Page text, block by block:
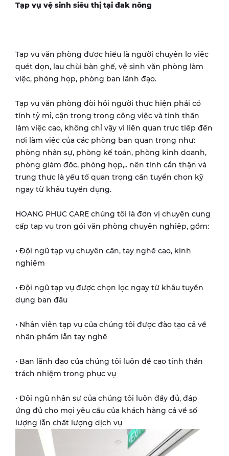
Tạp vụ vệ sinh siêu thị tại đak nông
Tạp vụ văn phòng được hiểu là người chuyên lo việc
quét dọn, lau chùi bàn ghế, vệ sinh văn phòng làm
việc, phòng họp, phòng ban lãnh đạo.
Tạp vụ văn phòng đòi hỏi người thực hiện phải có
tính tỷ mỉ, cận trọng trong công việc và tinh thần
làm việc cao, không chỉ vậy vì liên quan trực tiếp đến
nơi làm việc của các phòng ban quan trọng như:
phòng nhân sự, phòng kế toán, phòng kinh doanh,
phòng giám đốc, phòng họp,.. nên tính cẩn thận và
trung thực là yếu tố quan trọng cần tuyển chọn kỹ
ngay từ khâu tuyển dụng.
HOANG PHUC CARE chúng tôi là đơn vị chuyên cung
cấp tạp vụ trọn gói văn phòng chuyên nghiệp, gồm:
• Đội ngũ tạp vụ chuyên cần, tay nghề cao, kinh
nghiệm
• Đội ngũ tạp vụ được chọn lọc ngay từ khâu tuyển
dụng ban đầu
• Nhân viên tạp vụ của chúng tôi được đào tạo cả về
nhân phẩm lẫn tay nghề
• Ban lãnh đạo của chúng tôi luôn đề cao tinh thần
trách nhiệm trong phục vụ
• Đôi ngũ nhân sự của chúng tôi luôn đầy đủ, đáp
ứng đủ cho mọi yêu cầu của khách hàng cả về số
lượng lẫn chất lượng dịch vụ